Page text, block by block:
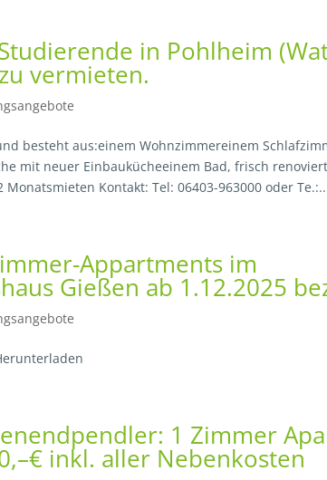
in Pohlheim
vermieten.
besteht aus:einem Wohnzimmereinem
mit neuer Einbaukücheeinem Bad, frisch
Kontakt: Tel: 06403-963000 oder
Appartments im
Gießen ab 1.12.2025
1 Zimmer
inkl. aller Nebenkosten